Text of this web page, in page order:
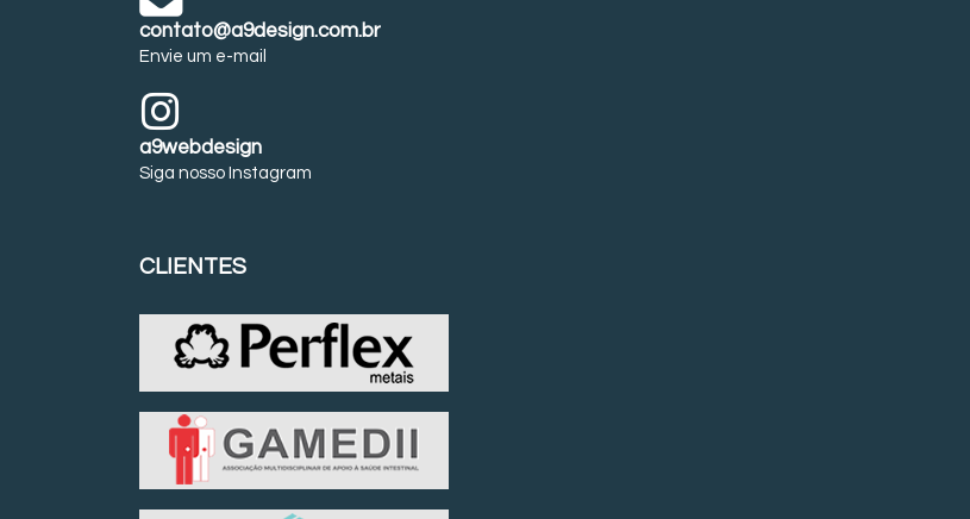
contato@a9design.com.br
Envie um e-mail
a9webdesign
Siga nosso Instagram
CLIENTES